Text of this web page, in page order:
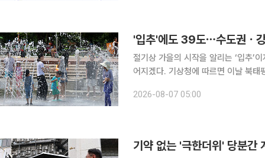
'입추'에도 39도⋯수도권ㆍ
절기상 가을의 시작을 알리는 ‘입추’
어지겠다. 기상청에 따르면 이날 북태평양고기압의 영향으로 전국 대부분 지역의 기온이 평년보다
효된 가운데 최고체감온도는 35도 안
2026-08-07 05:00
기약 없는 '극한더위' 당분간